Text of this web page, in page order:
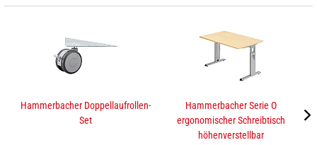
Hammerbacher Doppellaufrollen-
Set
Hammerbacher Serie O
ergonomischer Schreibtisch
höhenverstellbar